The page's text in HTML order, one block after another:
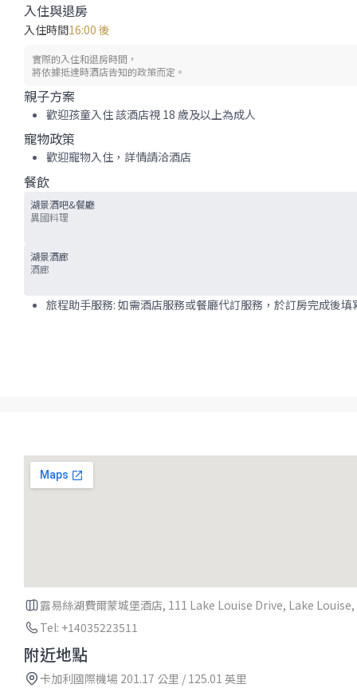
入住與退房
入住時間16:00 後
實際的入住和退房時間，
將依據抵達時酒店告知的政策而定。
親子方案
歡迎孩童入住 該酒店視 18 歲及以上為成人
寵物政策
歡迎寵物入住，詳情請洽酒店
餐飲
湖景酒吧&餐廳
異國料理
湖景酒廊
酒廊
旅程助手服務: 如需酒店服務或餐廳代訂服務，於訂房完成後
露易絲湖費爾蒙城堡酒店, 111 Lake Louise Drive, Lake
Tel: +14035223511
附近地點
卡加利國際機場 201.17 公里 / 125.01 英里